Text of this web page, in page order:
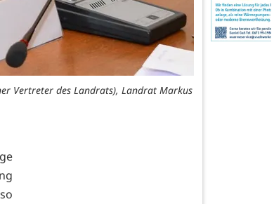
Vertreter des Landrats), Landrat Markus